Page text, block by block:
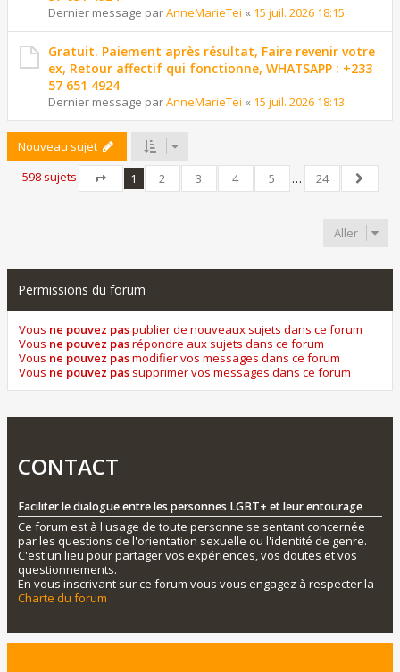
Dernier message parAnneMarieTei « 15 juil. 2026 18:15
Gratuit. Paiement après résultat, Faire revenir votre
ex, Retour affectif qui fonctionne, WHATSAPP : +233
57 651 4924
Dernier message parAnneMarieTei « 15 juil. 2026 18:13
Nouveau sujet
598 sujets
Page
sur24
1 2 3 4 5 …
24
Suivant
Aller
Permissions du forum
Vous ne pouvez paspublier de nouveaux sujets dans ce forum
Vous ne pouvez pasrépondre aux sujets dans ce forum
Vous ne pouvez pasmodifier vos messages dans ce forum
Vous ne pouvez pas supprimer vos messages dans ce forum
CONTACT
Faciliter le dialogue entre les personnes LGBT+ et leur entourage
Ce forum est à l'usage de toute personne se sentant concernée
par les questions de l'orientation sexuelle ou l'identité de genre.
C'est un lieu pour partager vos expériences, vos doutes et vos
questionnements.
En vous inscrivant sur ce forum vous vous engagez à respecter la
Charte du forum